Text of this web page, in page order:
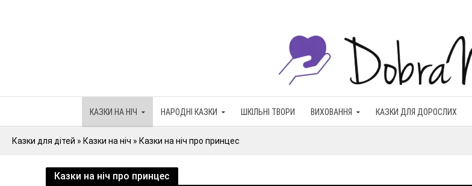
КАЗКИ НА НІЧ НАРОДНІ КАЗКИ ШКІЛЬНІ ТВОРИ ВИХОВАННЯ КАЗКИ ДЛЯ ДОРОСЛИХ
Казки для дітей » Казки на ніч » Казки на ніч про принцес
Казки на ніч про принцес